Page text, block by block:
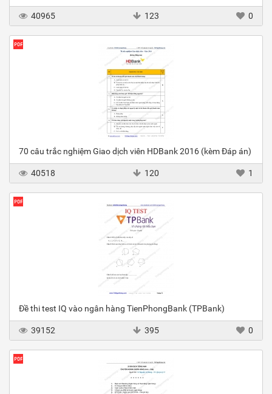
40965 123 0
70 câu trắc nghiệm Giao dịch viên HDBank 2016 (kèm Đáp án)
40518 120 1
Đề thi test IQ vào ngân hàng TienPhongBank (TPBank)
39152 395 0